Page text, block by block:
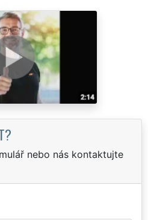
nebo nás kontaktujte